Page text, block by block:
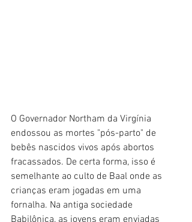
O Governador Northam da Virgínia
endossou as mortes "pós-parto" de
bebês nascidos vivos após abortos
fracassados. De certa forma, isso é
semelhante ao culto de Baal onde as
crianças eram jogadas em uma
fornalha. Na antiga sociedade